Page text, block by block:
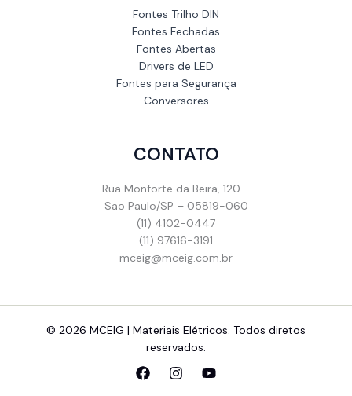
Fontes Trilho DIN
Fontes Fechadas
Fontes Abertas
Drivers de LED
Fontes para Segurança
Conversores
CONTATO
Rua Monforte da Beira, 120 –
São Paulo/SP – 05819-060
(11) 4102-0447
(11) 97616-3191
mceig@mceig.com.br
© 2026 MCEIG | Materiais Elétricos. Todos diretos
reservados.